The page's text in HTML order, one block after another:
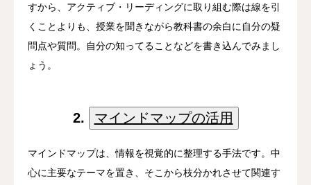
すから、アクティブ・リーディングに取り組む際は線を引
くことよりも、授業を聞きながら教科書の余白に自分の疑
問点や質問。自分の知ってることなどを書き込んでみまし
ょう。
2. マインドマップの活用
マインドマップは、情報を視覚的に整理する手法です。中
心に主要なテーマを置き、そこから枝分かれさせて関連す